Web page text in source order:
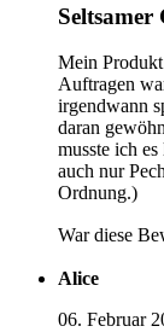
Seltsamer
Mein Produkt
Auftragen
irgendwann
daran
musste ich
auch nur
Ordnung.)
War diese
Alice
06. Februar